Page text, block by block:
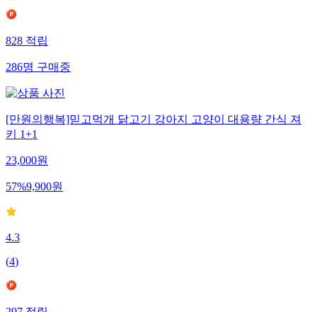
828적립
286명구매중
[만원의행복]믿고먹개 닭고기 강아지 고양이 대용량 간식 져
키 1+1
23,000원
57%9,900원
4.3
(4)